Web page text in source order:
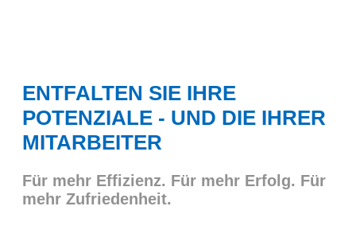
ENTFALTEN SIE IHRE
POTENZIALE - UND DIE IHRER
MITARBEITER
Für mehr Effizienz. Für mehr Erfolg. Für
mehr Zufriedenheit.